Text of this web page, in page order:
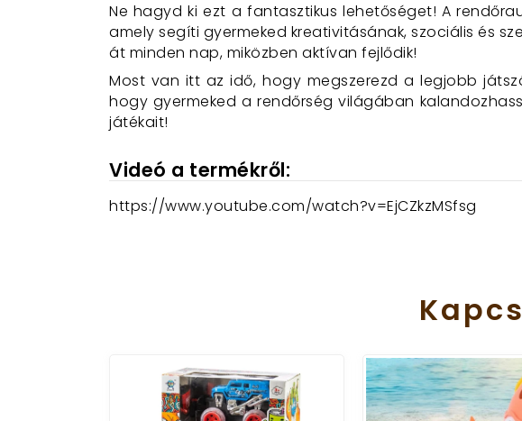
Ne hagyd ki ezt a fantasztikus lehetőséget! A
amely segíti gyermeked kreativitásának, szociális és
át minden nap, miközben aktívan fejlődik!
Most van itt az idő, hogy megszerezd a legjobb
hogy gyermeked a rendőrség világában
játékait!
Videó a termékről:
https://www.youtube.com/watch?v=EjCZkzMSfsg